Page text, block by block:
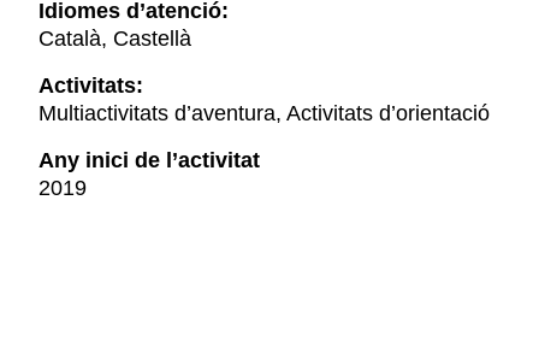
Idiomes d’atenció:
Català, Castellà
Activitats:
Multiactivitats d’aventura, Activitats d’orientació
Any inici de l’activitat
2019